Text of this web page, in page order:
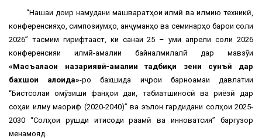
“Нақшаи доир намудани машваратҳои илмӣ ва илмию техникӣ,
конференсияҳо, симпозиумҳо, анҷуманҳо ва семинарҳо барои соли
2026” тасмим гирифтааст, ки санаи 25 – уми апрели соли 2026
конференсияи илмӣ-амалии байналмилалӣ дар мавзӯи
«Масъалаҳои назариявӣ-амалии тадбиқи зеҳни сунъӣ дар
бахшҳои алоҳида»-ро бахшида иҷрои барноамаи давлатии
“Бистсолаи омӯзиши фанҳои дақиқ, табиатшиносӣ ва риёзӣ дар
соҳаи илму маориф (2020-2040)” ва эълон гардидани солҳои 2025-
2030 “Солҳои рушди иқтисоди рақамӣ ва инноватсия” баргузор
менамояд.